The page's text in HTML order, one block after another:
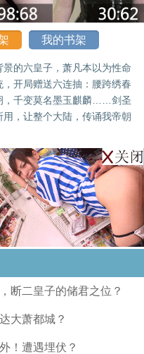
我的书架
的六皇子，萧凡本以为性命
开局赠送六连抽：腰跨绣春
，千变莫名墨玉麒麟……剑圣
，让整个大陆，传诵我帝朝
断二皇子的储君之位？
大萧都城？
！遭遇埋伏？